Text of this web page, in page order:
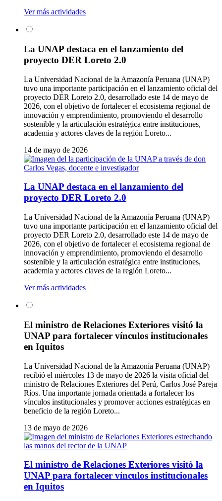
Ver más actividades
La UNAP destaca en el lanzamiento del
proyecto DER Loreto 2.0
La Universidad Nacional de la Amazonía Peruana (UNAP)
tuvo una importante participación en el lanzamiento oficial del
proyecto DER Loreto 2.0, desarrollado este 14 de mayo de
2026, con el objetivo de fortalecer el ecosistema regional de
innovación y emprendimiento, promoviendo el desarrollo
sostenible y la articulación estratégica entre instituciones,
academia y actores claves de la región Loreto...
14 de mayo de 2026
La UNAP destaca en el lanzamiento del
proyecto DER Loreto 2.0
La Universidad Nacional de la Amazonía Peruana (UNAP)
tuvo una importante participación en el lanzamiento oficial del
proyecto DER Loreto 2.0, desarrollado este 14 de mayo de
2026, con el objetivo de fortalecer el ecosistema regional de
innovación y emprendimiento, promoviendo el desarrollo
sostenible y la articulación estratégica entre instituciones,
academia y actores claves de la región Loreto...
Ver más actividades
El ministro de Relaciones Exteriores visitó la
UNAP para fortalecer vínculos institucionales
en Iquitos
La Universidad Nacional de la Amazonía Peruana (UNAP)
recibió el miércoles 13 de mayo de 2026 la visita oficial del
ministro de Relaciones Exteriores del Perú, Carlos José Pareja
Ríos. Una importante jornada orientada a fortalecer los
vínculos institucionales y promover acciones estratégicas en
beneficio de la región Loreto...
13 de mayo de 2026
El ministro de Relaciones Exteriores visitó la
UNAP para fortalecer vínculos institucionales
en Iquitos